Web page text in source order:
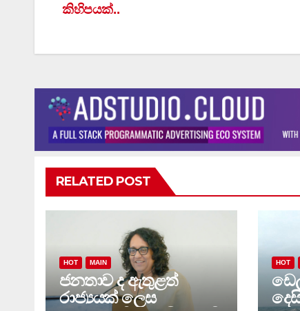
කිහිපයක්..
RELATED POST
HOT MAIN
ජනතාව ද ඇතුළත්
රාජ්‍යයක් ලෙස
HOT